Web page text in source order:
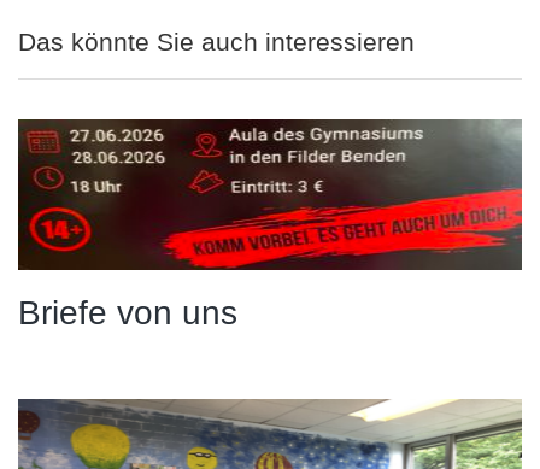
Das könnte Sie auch interessieren
Briefe von uns